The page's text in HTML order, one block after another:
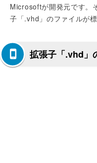
Microsoftが開発元です。
子「.vhd」のファイルが
拡張子「.vhd」